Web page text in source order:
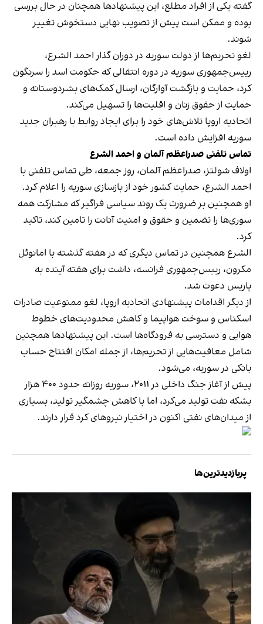
گفته یکی از افراد مطلع، این پیشنهادها همچنان در حال بررسی
بوده و ممکن است پیش از تصویب نهایی دستخوش تغییر
شوند.
لغو تحریم‌ها از دولت سوریه در دوران گذار احمد الشرع،
رییس‌جمهوری سوریه در دوره انتقالی که حکومت اسد را سرنگون
کرد، حمایت و بازگشت آوارگان، ارسال کمک‌های بشردوستانه و
حمایت از حقوق زنان و اقلیت‌ها را تسهیل می‌کند.
اتحادیه اروپا تلاش‌های خود را برای ایجاد روابط با رهبران جدید
سوریه افزایش داده است.
تماس تلفنی صدراعظم آلمان و احمد الشرع
اولاف شولتز، صدراعظم آلمان، روز جمعه، طی تماس تلفنی با
احمد الشرع، حمایت کشور خود از بازسازی سوریه را اعلام کرد.
او همچنین بر ضرورت یک روند سیاسی فراگیر که مشارکت همه
سوری‌ها را تضمین و حقوق و امنیت آنانت را تامین کند، تاکید
کرد.
الشرع همچنین در تماس دیگری که در هفته گذشته با امانوئل
مکرون، رییس‌جمهوری فرانسه، داشت برای هفته آینده به
پاریس دعوت شد.
از دیگر اقدامات پیشنهادی اتحادیه اروپا، لغو ممنوعیت صادرات
اسکناس و سوخت هواپیما و کاهش محدودیت‌های خطوط
هوایی و دسترسی به فرودگاه‌ها است. این پیشنهادها همچنین
شامل معافیت‌هایی از تحریم‌ها، از جمله امکان افتتاح حساب
بانکی در سوریه، می‌شود.
پیش از آغاز جنگ داخلی در ۲۰۱۱، سوریه روزانه حدود ۴۰۰ هزار
بشکه نفت تولید می‌کرد، اما با کاهش چشمگیر تولید، بسیاری
از میدان‌های نفتی اکنون در اختیار نیروهای کرد قرار دارند.
پربازدیدترین‌ها